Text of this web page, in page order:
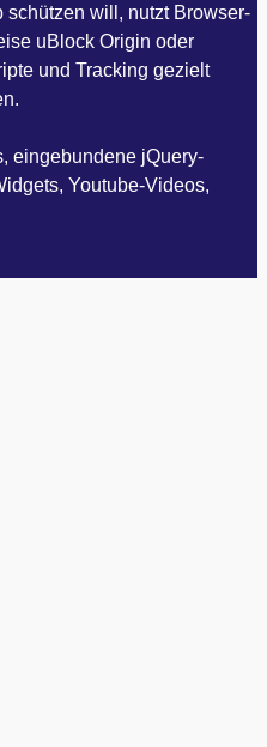
schützen will, nutzt Browser-
uBlock Origin oder
und Tracking gezielt
eingebundene jQuery-
Youtube-Videos,